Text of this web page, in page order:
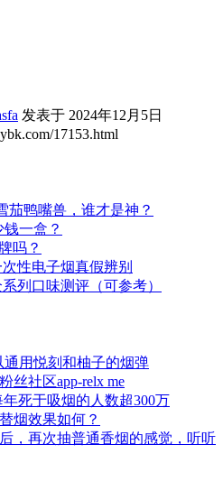
发表于 2024年12月5日
17153.html
茄鸭嘴兽，谁才是神？
钱一盒？
吗？
性电子烟真假辨别
列口味测评（可参考）
通用悦刻和柚子的烟弹
丝社区app-relx me
死于吸烟的人数超300万
烟效果如何？
，再次抽普通香烟的感觉，听听